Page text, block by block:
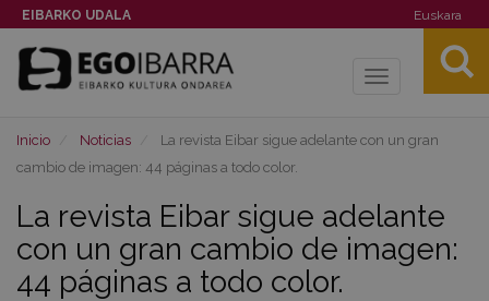
EIBARKO UDALA Euskara
Toggle
Inicio Noticias
La revista Eibar sigue adelante con un gran
cambio de imagen: 44 páginas a todo color.
La revista Eibar sigue adelante
con un gran cambio de imagen:
44 páginas a todo color.